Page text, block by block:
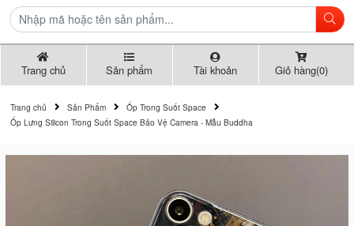
Trang chủ Sản phẩm Tài khoản Giỏ hàng(0)
Trang chủ Sản Phẩm
Ốp Trong Suốt Space
Ốp Lưng Silicon Trong Suốt Space Bảo Vệ Camera - Mẫu Buddha